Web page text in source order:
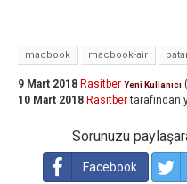
macbook macbook-air
9 Mart 2018 Rasitber Yeni Kullanıcı (
10 Mart 2018 Rasitbertarafından
Sorunuzu
Facebook